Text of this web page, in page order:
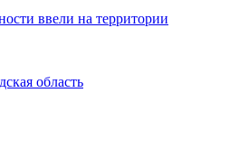
ввели на территории
область